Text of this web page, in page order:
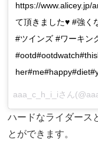
https://www.alicey.jp/
て頂きました♥️ #強く
#ツインズ #ワーキン
aaa_c_h_i_iさん
ハードなライダース
とができます。